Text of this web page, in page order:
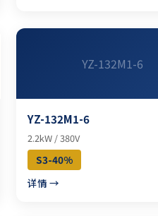
YZ-132M1-6
YZ-132M1-6
2.2kW / 380V
S3-40%
详情 →